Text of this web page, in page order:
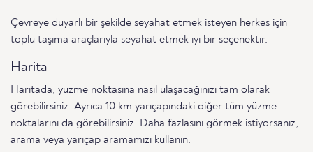
Çevreye duyarlı bir şekilde seyahat etmek isteyen herkes için
toplu taşıma araçlarıyla seyahat etmek iyi bir seçenektir.
Harita
Haritada, yüzme noktasına nasıl ulaşacağınızı tam olarak
görebilirsiniz. Ayrıca 10 km yarıçapındaki diğer tüm yüzme
noktalarını da görebilirsiniz. Daha fazlasını görmek istiyorsanız,
arama veya yarıçap aramamızı kullanın.